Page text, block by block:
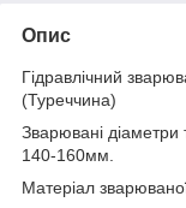
Опис
Гідравлічний
(Туреччина)
Зварювані діаметри
140-160мм.
Матеріал